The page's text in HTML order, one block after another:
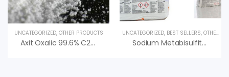
UNCATEGORIZED, OTHER PRODUCTS
Axit Oxalic 99.6% C2H2O4.2H2O
UNCATEGORIZED, BEST SELLERS, OTHER PRODUCTS
Sodium Metabisulfite & Ứng Dụng, An Vi Group Phân Phối